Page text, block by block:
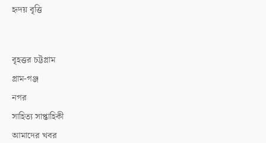
হৃদয় বৃত্তি
বৃহত্তর চট্টগ্রাম
গ্রাম-গঞ্জ
নগর
সাহিত্য সাপ্তাহিকী
আমাদের খবর